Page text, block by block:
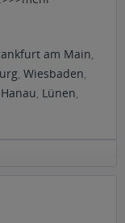
am Main,
, Wiesbaden,
Hanau, Lünen,